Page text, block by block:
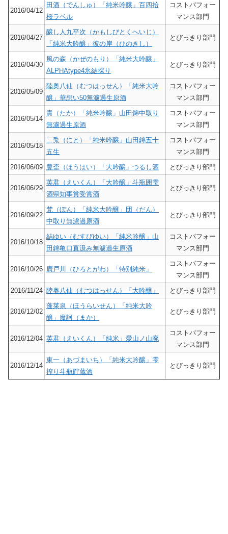
2016/04/12
田酒（でんしゅ）「純米吟醸」百四拾
桜ラベル
コストパフォー
マンス部門
2016/04/27
醸し人九平次（かもしびとくへいじ）
「純米大吟醸」彼の岸（ひのきし）
とびっきり部門
2016/04/30
風の森（かぜのもり）「純米大吟醸」
ALPHAtype4氷結採り
とびっきり部門
2016/05/09
陸奥八仙（むつはっせん）「純米大吟
醸」華想い50無濾過生原酒
コストパフォー
マンス部門
2016/05/14
貴（たか）「純米吟醸」山田錦中取り
無濾過生原酒
コストパフォー
マンス部門
2016/05/18
二兎（にと）「純米吟醸」山田錦五十
五生
コストパフォー
マンス部門
2016/06/09 豊盃（ほうはい）「大吟醸」つるし酒 とびっきり部門
2016/06/29
英君（えいくん）「大吟醸」斗瓶囲雫
酒県知事賞受賞酒
とびっきり部門
2016/09/22
梵（ぼん）「純米大吟醸」団（だん）
中取り無濾過原酒
とびっきり部門
2016/10/18
結ゆい（むすびゆい）「純米吟醸」山
田錦亀口直汲み無濾過生原酒
コストパフォー
マンス部門
2016/10/26 廣戸川（ひろとがわ）「特別純米」
コストパフォー
マンス部門
2016/11/24 陸奥八仙（むつはっせん）「大吟醸」 とびっきり部門
2016/12/02
蓬莱泉（ほうらいせん）「純米大吟
醸」魔訶（まか）
とびっきり部門
2016/12/04 英君（えいくん）「純米」愛山ノ山廃
コストパフォー
マンス部門
2016/12/14
東一（あづまいち）「純米大吟醸」雫
搾り斗瓶貯蔵酒
とびっきり部門